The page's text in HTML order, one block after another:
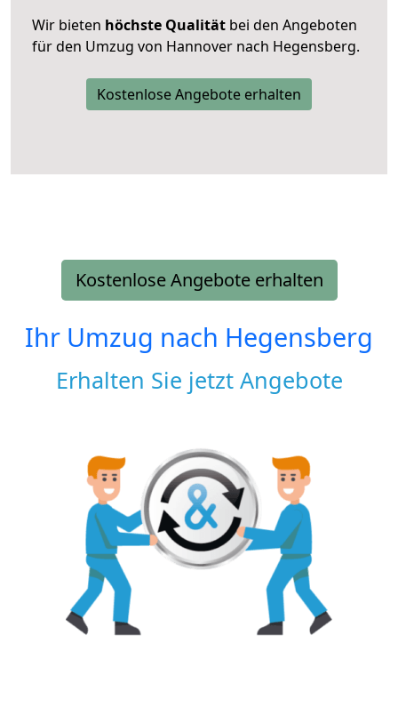
Wir bieten höchste Qualität bei den Angeboten
für den Umzug von Hannover nach Hegensberg.
Kostenlose Angebote erhalten
Kostenlose Angebote erhalten
Ihr Umzug nach Hegensberg
Erhalten Sie jetzt Angebote